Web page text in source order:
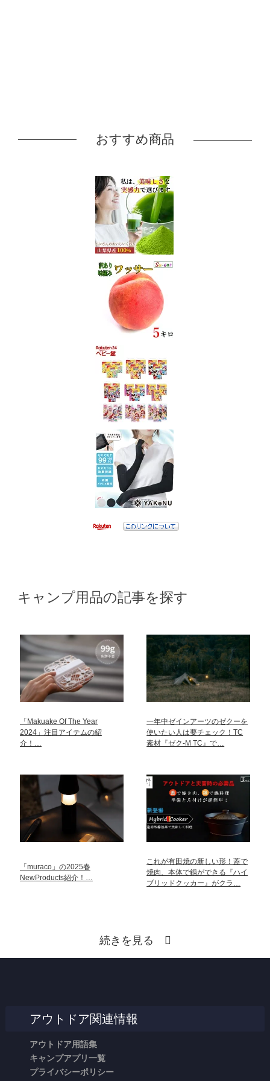
おすすめ商品
キャンプ用品の記事を探す
「Makuake Of The Year
2024」注目アイテムの紹
介！…
一年中ゼインアーツのゼクーを
使いたい人は要チェック！TC
素材『ゼク-M TC』で…
「muraco」の2025春
NewProducts紹介！…
これが有田焼の新しい形！蓋で
焼肉、本体で鍋ができる『ハイ
ブリッドクッカー』がクラ…
続きを見る
アウトドア関連情報
アウトドア用語集
キャンプアプリ一覧
プライバシーポリシー